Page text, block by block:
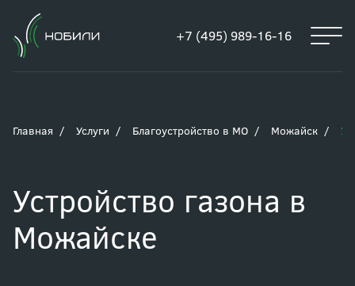
+7 (495) 989-16-16
Главная Услуги Благоустройство в МО Можайск
Устройство газона в
Можайске